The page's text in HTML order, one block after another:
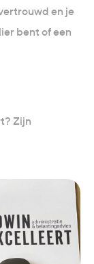
en je
bent of een
Zijn